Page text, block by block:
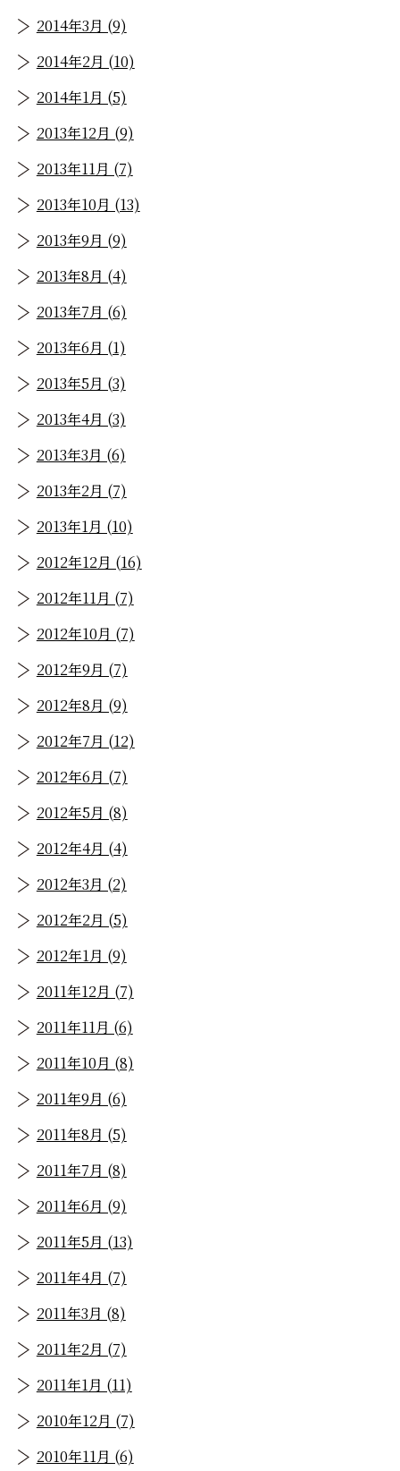
2014年3月 (9)
2014年2月 (10)
2014年1月 (5)
2013年12月 (9)
2013年11月 (7)
2013年10月 (13)
2013年9月 (9)
2013年8月 (4)
2013年7月 (6)
2013年6月 (1)
2013年5月 (3)
2013年4月 (3)
2013年3月 (6)
2013年2月 (7)
2013年1月 (10)
2012年12月 (16)
2012年11月 (7)
2012年10月 (7)
2012年9月 (7)
2012年8月 (9)
2012年7月 (12)
2012年6月 (7)
2012年5月 (8)
2012年4月 (4)
2012年3月 (2)
2012年2月 (5)
2012年1月 (9)
2011年12月 (7)
2011年11月 (6)
2011年10月 (8)
2011年9月 (6)
2011年8月 (5)
2011年7月 (8)
2011年6月 (9)
2011年5月 (13)
2011年4月 (7)
2011年3月 (8)
2011年2月 (7)
2011年1月 (11)
2010年12月 (7)
2010年11月 (6)